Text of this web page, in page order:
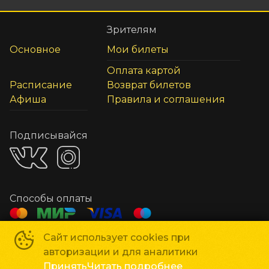
Сайт использует cookies при
авторизации и для аналитики
ПринятьЧитать подробнее
Основное
Расписание
Афиша
Зрителям
Мои билеты
Оплата картой
Возврат билетов
Правила и соглашения
Подписывайся
Способы оплаты
Сеть кинотеатров «Мир Кино»©2018-
Powered byp24.app